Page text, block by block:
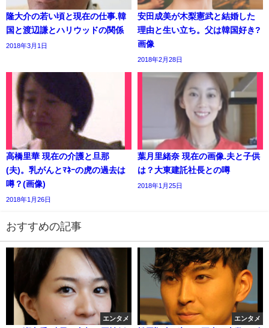
隆大介の若い頃と現在の仕事.韓
国と渡辺謙とハリウッドの関係
2018年3月1日
安田成美が木梨憲武と結婚した
理由と生い立ち。父は韓国好き?
画像
2018年2月28日
高橋里華 現在の介護と旦那
(夫)。乳がんとﾏﾈｰの虎の過去は
噂？(画像)
2018年1月26日
葉月里緒奈 現在の画像.夫と子供
は？大東建託社長との噂
2018年1月25日
おすすめの記事
エンタメ エンタメ